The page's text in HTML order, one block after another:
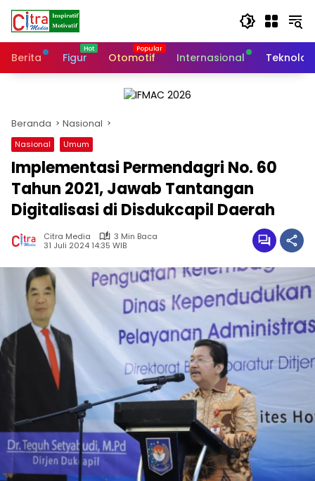
Langsung
konten
Berita
Figur Otomotif Internasional
Beranda Nasional
Nasional Umum
Implementasi Permendagri No. 60
Tahun 2021, Jawab Tantangan
Digitalisasi di Disdukcapil Daerah
Citra Media
3 Min Baca
31 Juli 2024 14:35 WIB